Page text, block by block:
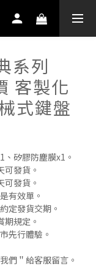
系列
客製化
式鍵盤
矽膠防塵膜x1。
發貨。
發貨。
有效單。
定發貨交期。
規定。
先行體驗。
們＂給客服留言。